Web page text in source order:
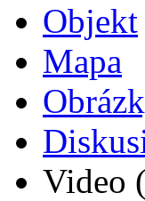
Objekt
Mapa
Video